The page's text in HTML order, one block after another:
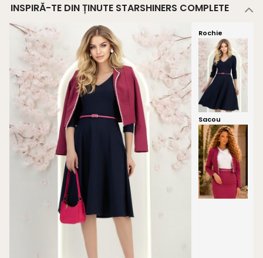
INSPIRĂ-TE DIN ȚINUTE STARSHINERS COMPLETE
Rochie
Sacou